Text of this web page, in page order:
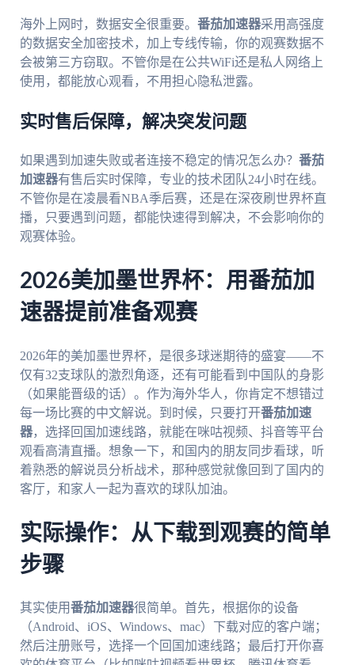
海外上网时，数据安全很重要。 番茄加速器采用高强度
的数据安全加密技术，加上专线传输，你的观赛数据不
会被第三方窃取。不管你是在公共WiFi还是私人网络上
使用，都能放心观看，不用担心隐私泄露。
实时售后保障，解决突发问题
如果遇到加速失败或者连接不稳定的情况怎么办？ 番茄
加速器有售后实时保障，专业的技术团队24小时在线。
不管你是在凌晨看NBA季后赛，还是在深夜刷世界杯直
播，只要遇到问题，都能快速得到解决，不会影响你的
观赛体验。
2026美加墨世界杯：用番茄加
速器提前准备观赛
2026年的美加墨世界杯，是很多球迷期待的盛宴——不
仅有32支球队的激烈角逐，还有可能看到中国队的身影
（如果能晋级的话）。作为海外华人，你肯定不想错过
每一场比赛的中文解说。到时候，只要打开番茄加速
器，选择回国加速线路，就能在咪咕视频、抖音等平台
观看高清直播。想象一下，和国内的朋友同步看球，听
着熟悉的解说员分析战术，那种感觉就像回到了国内的
客厅，和家人一起为喜欢的球队加油。
实际操作：从下载到观赛的简单
步骤
其实使用番茄加速器很简单。首先，根据你的设备
（Android、iOS、Windows、mac）下载对应的客户端；
然后注册账号，选择一个回国加速线路；最后打开你喜